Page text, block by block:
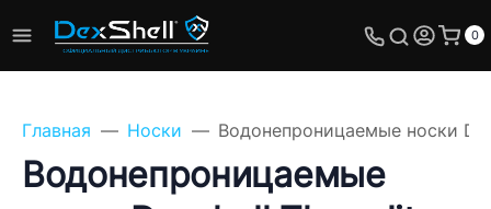
0
Главная Носки Водонепроницаемые носки
Водонепроницаемые